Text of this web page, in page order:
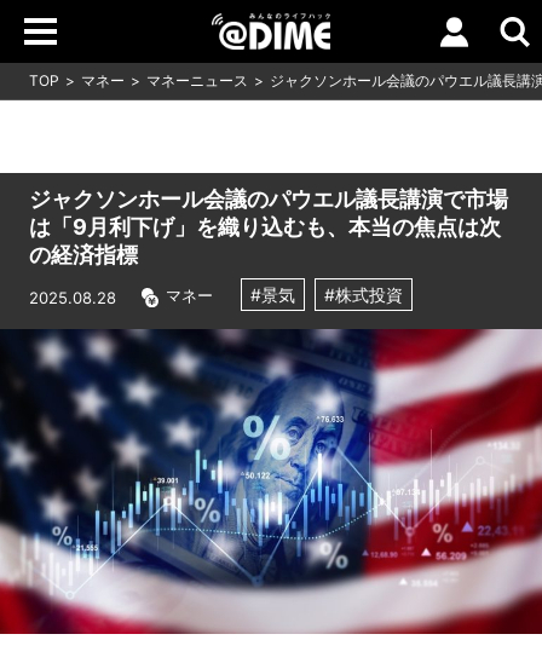
TOP マネー マネーニュース ジャクソンホール会議のパウエル議長講
ジャクソンホール会議のパウエル議長講演で市場
は「9月利下げ」を織り込むも、本当の焦点は次
の経済指標
2025.08.28 マネー #景気 #株式投資